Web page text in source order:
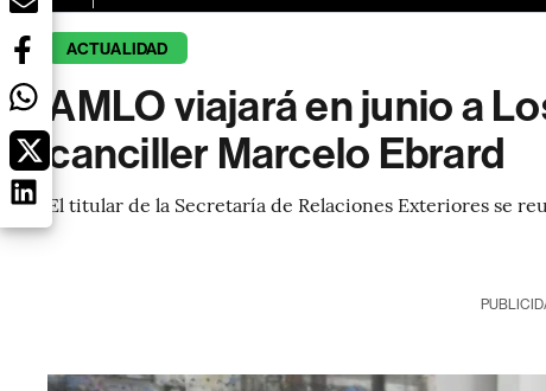
ACTUALIDAD
AMLO viajará en junio a
canciller Marcelo Ebrard
El titular de la Secretaría de Relaciones Exteriores se